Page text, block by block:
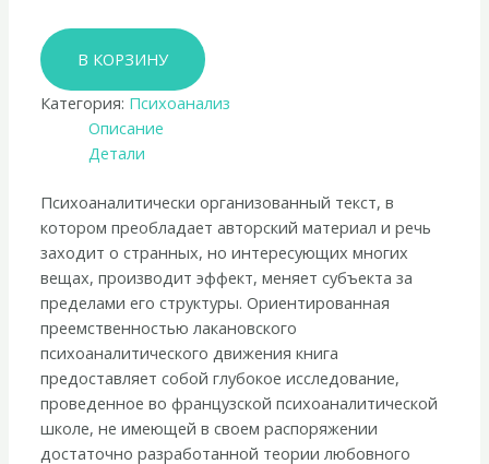
Количество
товара
Сергей
Букловский
«Метафоры
любви.
теория
любовного
переживания»
В КОРЗИНУ
Категория: Психоанализ
Описание
Детали
Психоаналитически организованный текст, в
котором преобладает авторский материал и речь
заходит о странных, но интересующих многих
вещах, производит эффект, меняет субъекта за
пределами его структуры. Ориентированная
преемственностью лакановского
психоаналитического движения книга
предоставляет собой глубокое исследование,
проведенное во французской психоаналитической
школе, не имеющей в своем распоряжении
достаточно разработанной теории любовного